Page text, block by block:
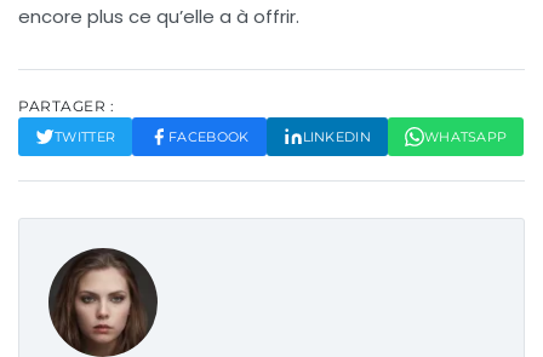
encore plus ce qu’elle a à offrir.
PARTAGER :
TWITTER FACEBOOK LINKEDIN WHATSAPP